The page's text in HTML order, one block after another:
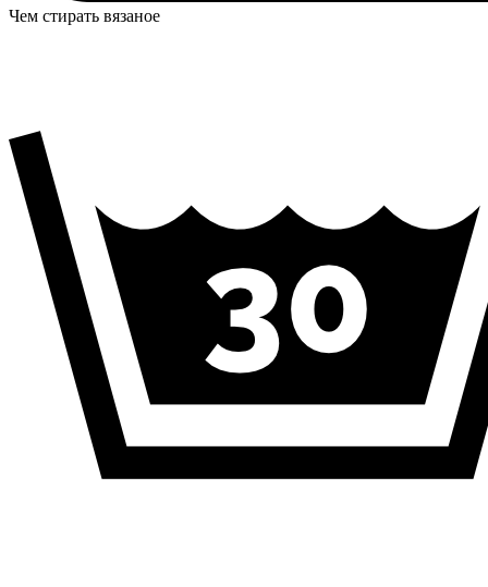
Чем стирать вязаное